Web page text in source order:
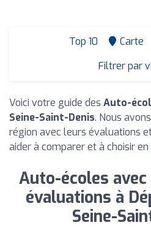
Top 10 Carte
Filtrer par
Voici votre guide des Auto-
Seine-Saint-Denis. Nous
région avec leurs évaluations
aider à comparer et à choisir
Auto-écoles
évaluations à
Seine-